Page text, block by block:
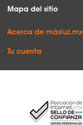
Mapa del sitio
Acerca de másluz.mx
Tu cuenta